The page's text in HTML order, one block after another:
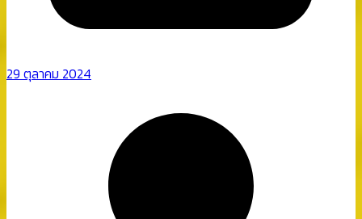
29 ตุลาคม 2024